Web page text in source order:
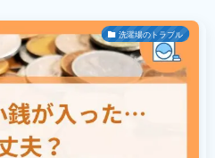
洗濯場のトラブル